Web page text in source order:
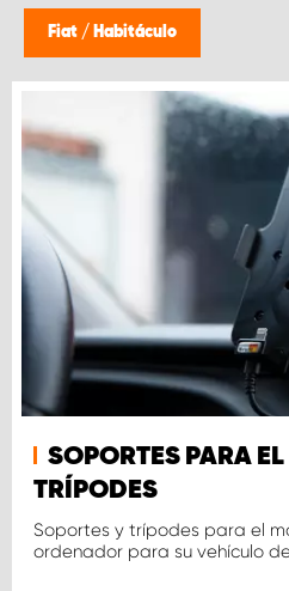
Fiat / Habitáculo
SOPORTES PARA
TRÍPODES
Soportes y trípodes para el
ordenador para su vehículo